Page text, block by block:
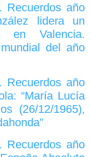
Recuerdos año
lidera un
en Valencia.
del año
Recuerdos año
“María Lucía
(26/12/1965),
Recuerdos año